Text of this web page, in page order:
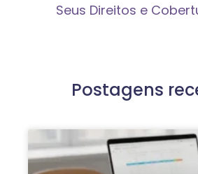
Seus Direitos e
Postagens